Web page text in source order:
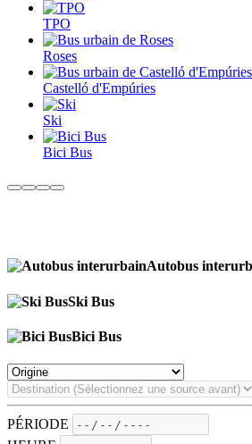
TPO
Roses
Castelló d'Empúries
Ski
Bici Bus
Autobus
Ski Bus
Bici Bus
PÉRIODE